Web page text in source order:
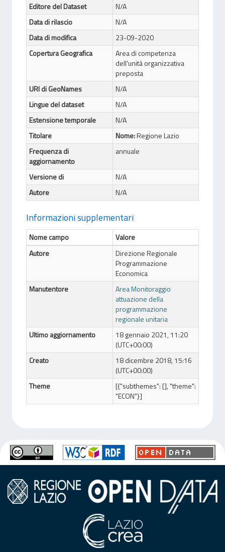
Editore del Dataset
N/A
Data di rilascio
N/A
Data di modifica
23-09-2020
Copertura Geografica
Area di competenza
dell'unità organizzativa
preposta
URI di GeoNames
N/A
Lingue del dataset
N/A
Estensione temporale
N/A
Titolare
Nome:Regione Lazio
Frequenza di
aggiornamento
annuale
Versione di
N/A
Autore
N/A
Informazioni supplementari
Nome campo
Valore
Autore
Direzione Regionale
Programmazione
Economica
Manutentore
Area Monitoraggio
attuazione della
programmazione
regionale unitaria
Ultimo aggiornamento
18 gennaio 2021, 11:20
(UTC+00:00)
Creato
18 dicembre 2018, 15:16
(UTC+00:00)
Theme
[{"subthemes": [], "theme":
"ECON"}]